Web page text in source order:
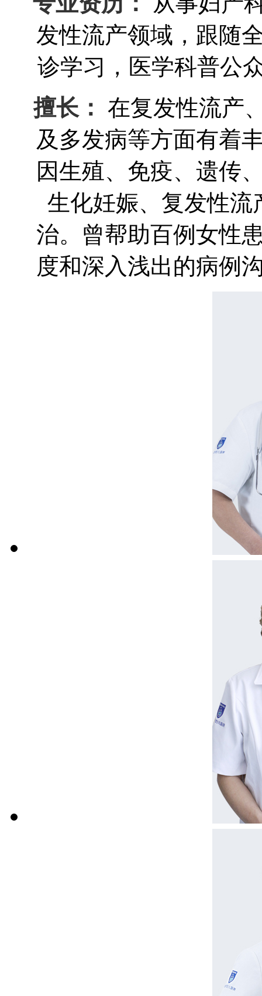
发性流产领域，跟随
诊学习，医学科普公
擅长： 在复发性流产
及多发病等方面有着
因生殖、免疫、遗传
生化妊娠、复发性
治。曾帮助百例女性
度和深入浅出的病例